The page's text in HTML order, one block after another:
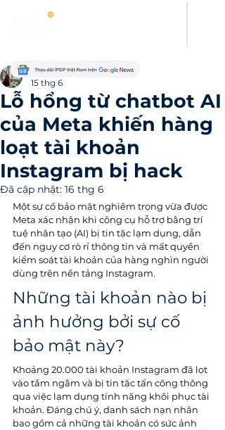
Lỗ hổng từ chatbot AI
của Meta khiến hàng
loạt tài khoản
Instagram bị hack
Evelyn Carter
15 thg 6
Đã cập nhật: 16 thg 6
Một sự cố bảo mật nghiêm trọng vừa được
Meta xác nhận khi công cụ hỗ trợ bằng trí
tuệ nhân tạo (AI) bị tin tặc lạm dụng, dẫn
đến nguy cơ rò rỉ thông tin và mất quyền
kiểm soát tài khoản của hàng nghìn người
dùng trên nền tảng Instagram.
Những tài khoản nào bị
ảnh hưởng bởi sự cố
bảo mật này?
Khoảng 20.000 tài khoản Instagram đã lọt
vào tầm ngắm và bị tin tặc tấn công thông
qua việc lạm dụng tính năng khôi phục tài
khoản. Đáng chú ý, danh sách nạn nhân
bao gồm cả những tài khoản có sức ảnh